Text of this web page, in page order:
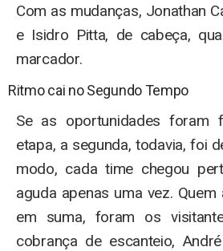
Com as mudanças, Jonathan
e Isidro Pitta, de cabeça,
marcador.
Ritmo cai no Segundo Tempo
Se as oportunidades foram
etapa, a segunda, todavia, foi
modo, cada time chegou
aguda apenas uma vez.
em suma, foram os
cobrança de escanteio,